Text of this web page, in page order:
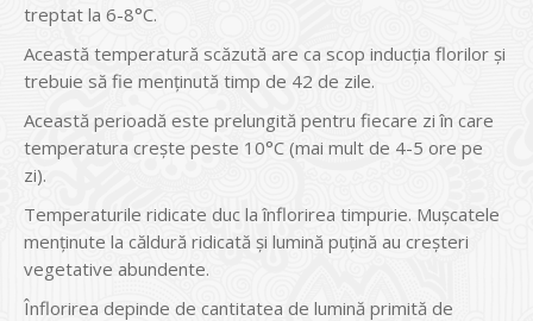
treptat la 6-8°C.
Această temperatură scăzută are ca scop inducția florilor și
trebuie să fie menținută timp de 42 de zile.
Această perioadă este prelungită pentru fiecare zi în care
temperatura crește peste 10°C (mai mult de 4-5 ore pe
zi).
Temperaturile ridicate duc la înflorirea timpurie. Mușcatele
menținute la căldură ridicată și lumină puțină au creșteri
vegetative abundente.
Înflorirea depinde de cantitatea de lumină primită de